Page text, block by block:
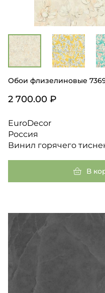
Обои флизелиновые
2 700.00 ₽
EuroDecor
Россия
Винил горячего
В